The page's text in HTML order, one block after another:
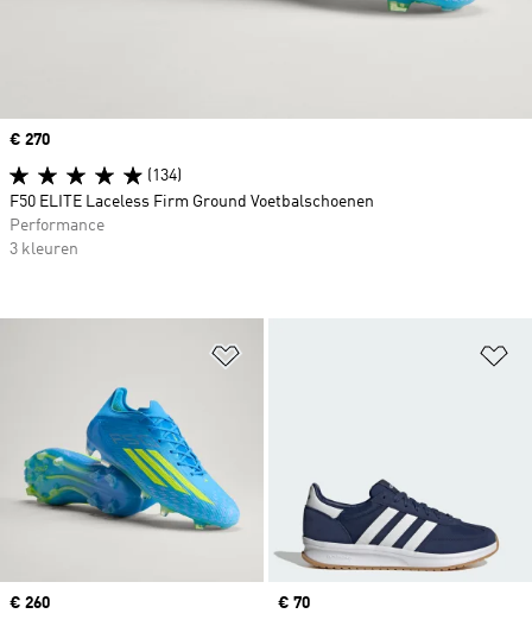
Price
€ 260
Price
€ 70
Price
€ 270
(134)
F50 ELITE Laceless Firm Ground Voetbalschoenen
Performance
3 kleuren